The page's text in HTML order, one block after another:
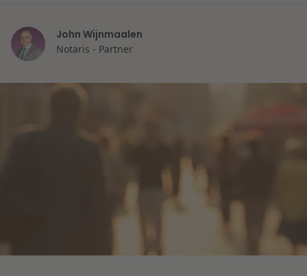
Overheid & Omgeving
Dichtbij de wendbare onderneming
John Wijnmaalen
Notaris - Partner